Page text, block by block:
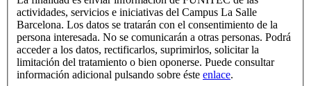
actividades, servicios e iniciativas del Campus La Salle
Barcelona. Los datos se tratarán con el consentimiento de la
persona interesada. No se comunicarán a otras personas. Podrá
acceder a los datos, rectificarlos, suprimirlos, solicitar la
limitación del tratamiento o bien oponerse. Puede consultar
información adicional pulsando sobre éste enlace.